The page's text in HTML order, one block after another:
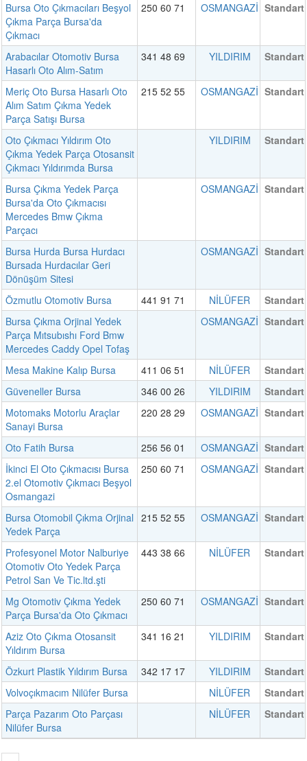
Bursa Oto Çıkmacıları Beşyol
Çıkma Parça Bursa'da
Çıkmacı
250 60 71 OSMANGAZİ Standart
Arabacılar Otomotiv Bursa
Hasarlı Oto Alım-Satım
341 48 69 YILDIRIM Standart
Meriç Oto Bursa Hasarlı Oto
Alım Satım Çıkma Yedek
Parça Satışı Bursa
215 52 55 OSMANGAZİ Standart
Oto Çıkmacı Yıldırım Oto
Çıkma Yedek Parça Otosansit
Çıkmacı Yıldırımda Bursa
YILDIRIM Standart
Bursa Çıkma Yedek Parça
Bursa'da Oto Çıkmacısı
Mercedes Bmw Çıkma
Parçacı
OSMANGAZİ Standart
Bursa Hurda Bursa Hurdacı
Bursada Hurdacılar Geri
Dönüşüm Sitesi
OSMANGAZİ Standart
Özmutlu Otomotiv Bursa 441 91 71 NİLÜFER
Standart
Bursa Çıkma Orjinal Yedek
Parça Mıtsubıshı Ford Bmw
Mercedes Caddy Opel Tofaş
OSMANGAZİ Standart
Mesa Makine Kalıp Bursa 411 06 51 NİLÜFER
Standart
Güveneller Bursa
346 00 26 YILDIRIM
Standart
Motomaks Motorlu Araçlar
Sanayi Bursa
220 28 29 OSMANGAZİ Standart
Oto Fatih Bursa 256 56 01 OSMANGAZİ Standart
İkinci El Oto Çıkmacısı Bursa
2.el Otomotiv Çıkmacı Beşyol
Osmangazi
250 60 71 OSMANGAZİ Standart
Bursa Otomobil Çıkma Orjinal
Yedek Parça
215 52 55 OSMANGAZİ Standart
Profesyonel Motor Nalburiye
Otomotiv Oto Yedek Parça
Petrol San Ve Tic.ltd.şti
443 38 66 NİLÜFER Standart
Mg Otomotiv Çıkma Yedek
Parça Bursa'da Oto Çıkmacı
250 60 71 OSMANGAZİ Standart
Aziz Oto Çıkma Otosansit
Yıldırım Bursa
341 16 21 YILDIRIM Standart
Özkurt Plastik Yıldırım Bursa 342 17 17 YILDIRIM
Standart
Volvoçıkmacım Nilüfer Bursa
NİLÜFER
Standart
Parça Pazarım Oto Parçası
Nilüfer Bursa
NİLÜFER Standart